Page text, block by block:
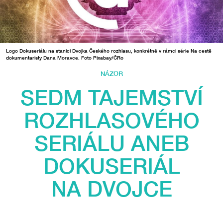
Logo Dokuseriálu na stanici Dvojka Českého rozhlasu, konkrétně v rámci série Na cestě
dokumentaristy Dana Moravce. Foto Pixabay/ČRo
NÁZOR
SEDM TAJEMSTVÍ
ROZHLASOVÉHO
SERIÁLU ANEB
DOKUSERIÁL
NA DVOJCE